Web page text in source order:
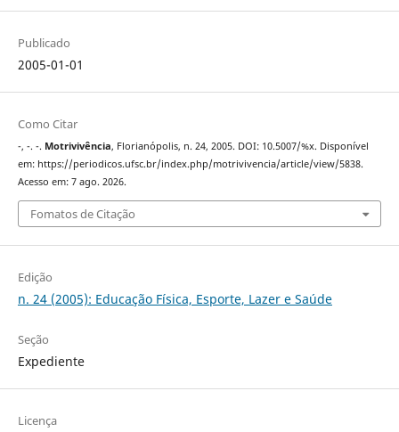
Publicado
2005-01-01
Como Citar
-, -. -. Motrivivência, Florianópolis, n. 24, 2005. DOI: 10.5007/%x. Disponível
em: https://periodicos.ufsc.br/index.php/motrivivencia/article/view/5838.
Acesso em: 7 ago. 2026.
Fomatos de Citação
Edição
n. 24 (2005): Educação Física, Esporte, Lazer e Saúde
Seção
Expediente
Licença